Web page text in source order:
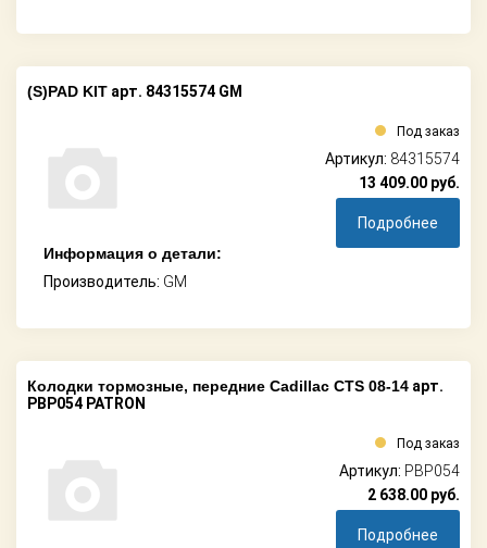
(S)PAD KIT арт. 84315574 GM
Информация о детали:
Производитель: GM
Под заказ
Артикул: 84315574
13 409.00 руб.
Подробнее
Колодки тормозные, передние Cadillac CTS 08-14 арт.
PBP054 PATRON
Под заказ
Артикул: PBP054
2 638.00 руб.
Подробнее